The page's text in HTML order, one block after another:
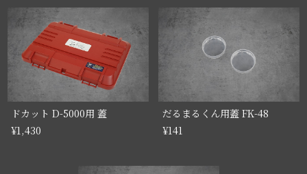
ドカット D-5000用 蓋
¥1,430
だるまるくん用蓋 FK-48
¥141